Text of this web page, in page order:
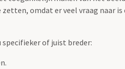
omdat er veel vraag naar is
of juist breder: